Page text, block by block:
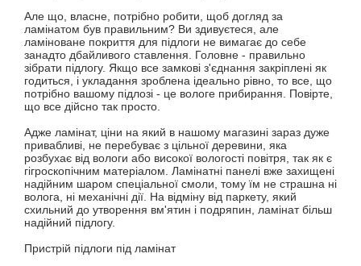
Але що, власне, потрібно робити, щоб догляд за
ламінатом був правильним? Ви здивуєтеся, але
ламіноване покриття для підлоги не вимагає до себе
занадто дбайливого ставлення. Головне - правильно
зібрати підлогу. Якщо все замкові з'єднання закріплені як
годиться, і укладання зроблена ідеально рівно, то все, що
потрібно вашому підлозі - це вологе прибирання. Повірте,
що все дійсно так просто.
Адже ламінат, ціни на який в нашому магазині зараз дуже
привабливі, не перебуває з цільної деревини, яка
розбухає від вологи або високої вологості повітря, так як є
гігроскопічним матеріалом. Ламінатні панелі вже захищені
надійним шаром спеціальної смоли, тому їм не страшна ні
волога, ні механічні дії. На відміну від паркету, який
схильний до утворення вм'ятин і подряпин, ламінат більш
надійний підлогу.
Пристрій підлоги під ламінат